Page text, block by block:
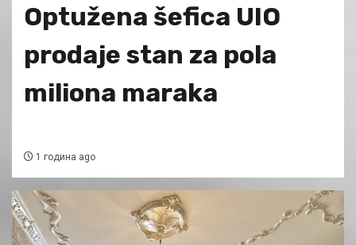
Optužena šefica UIO
prodaje stan za pola
miliona maraka
1 година ago